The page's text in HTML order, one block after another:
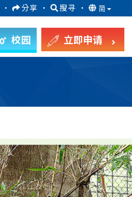
· 分享 · 搜寻 · 简
校园 立即申请